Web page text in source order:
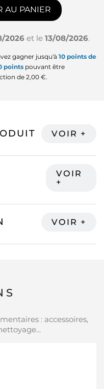
AU PANIER
2026 et le 13/08/2026.
gagner jusqu'à 10 points de
points pouvant être
de 2,00 €.
: accessoires,